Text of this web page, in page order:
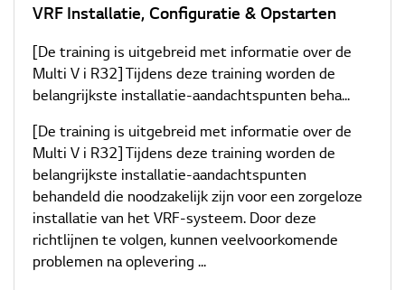
VRF Installatie, Configuratie & Opstarten
[De training is uitgebreid met informatie over de
Multi V i R32] Tijdens deze training worden de
belangrijkste installatie-aandachtspunten beha...
[De training is uitgebreid met informatie over de
Multi V i R32] Tijdens deze training worden de
belangrijkste installatie-aandachtspunten
behandeld die noodzakelijk zijn voor een zorgeloze
installatie van het VRF-systeem. Door deze
richtlijnen te volgen, kunnen veelvoorkomende
problemen na oplevering ...